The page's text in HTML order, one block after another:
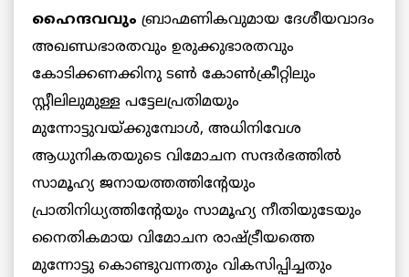
ഹൈന്ദവവും ബ്രാഹ്മണികവുമായ ദേശീയവാദം
അഖണ്ഡഭാരതവും ഉരുക്കുഭാരതവും
കോടിക്കണക്കിനു ടണ്‍ കോണ്‍ക്രീറ്റിലും
സ്റ്റീലിലുമുള്ള പട്ടേലപ്രതിമയും
മുന്നോട്ടുവയ്ക്കുമ്പോള്‍, അധിനിവേശ
ആധുനികതയുടെ വിമോചന സന്ദര്‍ഭത്തില്‍
സാമൂഹ്യ ജനായത്തത്തിന്റേയും
പ്രാതിനിധ്യത്തിന്റേയും സാമൂഹ്യ നീതിയുടേയും
നൈതികമായ വിമോചന രാഷ്ട്രീയത്തെ
മുന്നോട്ടു കൊണ്ടുവന്നതും വികസിപ്പിച്ചതും